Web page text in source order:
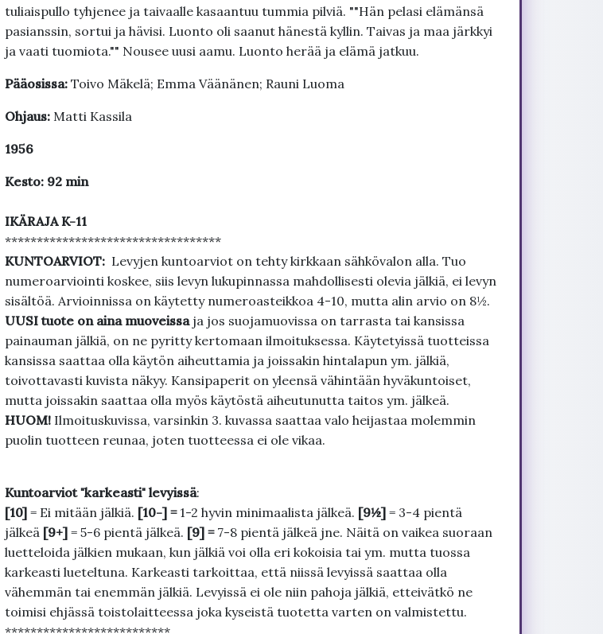
tuliaispullo tyhjenee ja taivaalle kasaantuu tummia pilviä. ""Hän pelasi elämänsä
pasianssin, sortui ja hävisi. Luonto oli saanut hänestä kyllin. Taivas ja maa järkkyi
ja vaati tuomiota."" Nousee uusi aamu. Luonto herää ja elämä jatkuu.
Pääosissa:Toivo Mäkelä; Emma Väänänen; Rauni Luoma
Ohjaus: Matti Kassila
1956
Kesto: 92 min
IKÄRAJA K-11
**********************************
KUNTOARVIOT: Levyjen kuntoarviot on tehty kirkkaan sähkövalon alla. Tuo
numeroarviointi koskee, siis levyn lukupinnassa mahdollisesti olevia jälkiä, ei levyn
sisältöä. Arvioinnissa on käytetty numeroasteikkoa 4-10, mutta alin arvio on 8½.
UUSI tuote on aina muoveissa ja jos suojamuovissa on tarrasta tai kansissa
painauman jälkiä, on ne pyritty kertomaan ilmoituksessa. Käytetyissä tuotteissa
kansissa saattaa olla käytön aiheuttamia ja joissakin hintalapun ym. jälkiä,
toivottavasti kuvista näkyy. Kansipaperit on yleensä vähintään hyväkuntoiset,
mutta joissakin saattaa olla myös käytöstä aiheutunutta taitos ym. jälkeä.
HUOM!Ilmoituskuvissa, varsinkin 3. kuvassa saattaa valo heijastaa molemmin
puolin tuotteen reunaa, joten tuotteessa ei ole vikaa.
Kuntoarviot "karkeasti" levyissä:
[10]= Ei mitään jälkiä. [10-] = 1-2 hyvin minimaalista jälkeä. [9½]= 3-4 pientä
jälkeä [9+]= 5-6 pientä jälkeä. [9] = 7-8 pientä jälkeä jne. Näitä on vaikea suoraan
luetteloida jälkien mukaan, kun jälkiä voi olla eri kokoisia tai ym. mutta tuossa
karkeasti lueteltuna. Karkeasti tarkoittaa, että niissä levyissä saattaa olla
vähemmän tai enemmän jälkiä. Levyissä ei ole niin pahoja jälkiä, etteivätkö ne
toimisi ehjässä toistolaitteessa joka kyseistä tuotetta varten on valmistettu.